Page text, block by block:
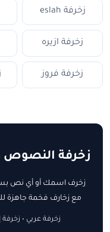
زخرفة eslah
زخرفة ازيره
زخرفة فروز
زخرفة النصوص
زخرف اسمك أو أي نص
مع زخارف فخمة جاهزة
زخرفة عربي •